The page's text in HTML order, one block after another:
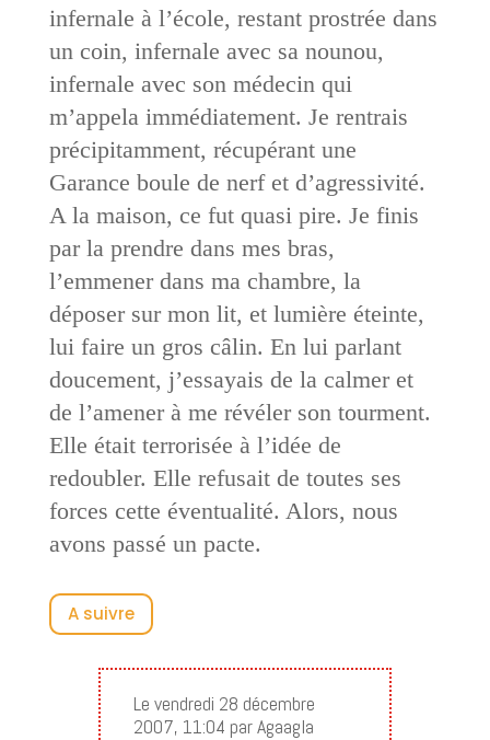
infernale à l’école, restant prostrée dans
un coin, infernale avec sa nounou,
infernale avec son médecin qui
m’appela immédiatement. Je rentrais
précipitamment, récupérant une
Garance boule de nerf et d’agressivité.
A la maison, ce fut quasi pire. Je finis
par la prendre dans mes bras,
l’emmener dans ma chambre, la
déposer sur mon lit, et lumière éteinte,
lui faire un gros câlin. En lui parlant
doucement, j’essayais de la calmer et
de l’amener à me révéler son tourment.
Elle était terrorisée à l’idée de
redoubler. Elle refusait de toutes ses
forces cette éventualité. Alors, nous
avons passé un pacte.
A suivre
Le vendredi 28 décembre
2007, 11:04 par Agaagla